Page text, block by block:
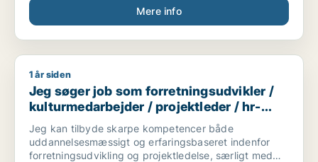
Mere info
Jeg søger job som forretningsudvikler / kulturmedarbejder
1 år siden
Jeg søger job som forretningsudvikler /
kulturmedarbejder / projektleder / hr-
medarbejder / karriererådgiver
Jeg kan tilbyde skarpe kompetencer både
uddannelsesmæssigt og erfaringsbaseret indenfor
forretningsudvikling og projektledelse, særligt med